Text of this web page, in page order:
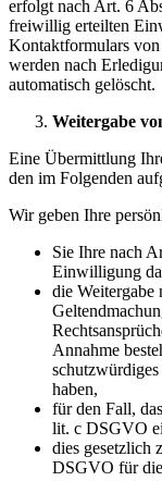
erfolgt nach Art. 6
freiwillig erteilten
Kontaktformulars von
werden nach
automatisch gelöscht.
Weitergabe
Eine Übermittlung
den im Folgenden
Wir geben Ihre
Sie Ihre nach
Einwilligung
die
Annahme
haben,
für den Fall,
lit. c DSGVO
dies gesetzlich
DSGVO für